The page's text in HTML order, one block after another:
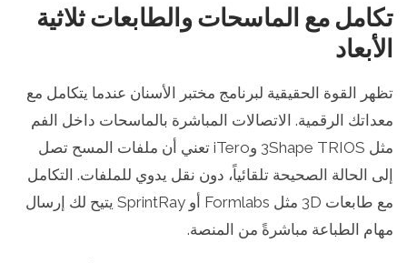
تكامل مع الماسحات والطابعات ثلاثية
الأبعاد
تظهر القوة الحقيقية لبرنامج مختبر الأسنان عندما يتكامل مع
معداتك الرقمية. الاتصالات المباشرة بالماسحات داخل الفم
مثل 3Shape TRIOS وiTero تعني أن ملفات المسح تصل
إلى الحالة الصحيحة تلقائياً، دون نقل يدوي للملفات. التكامل
مع طابعات 3D مثل Formlabs أو SprintRay يتيح لك إرسال
مهام الطباعة مباشرةً من المنصة.